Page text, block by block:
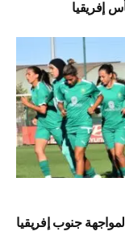
إفريقيا
جنوب إفريقيا